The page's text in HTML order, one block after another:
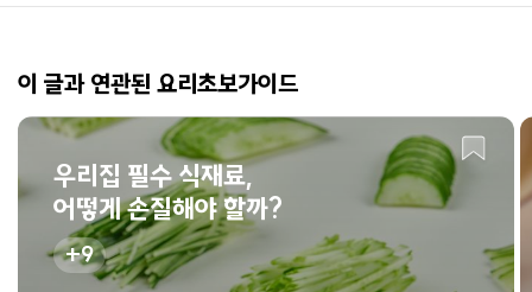
이 글과 연관된 요리초보가이드
우리집 필수 식재료,
어떻게 손질해야 할까?
9